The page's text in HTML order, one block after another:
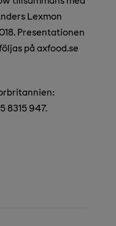
Lexmon
Presentationen
på axfood.se
8315 947.